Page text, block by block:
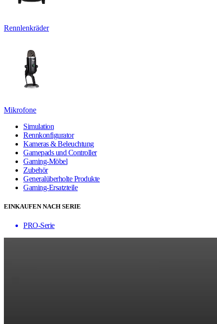
Rennlenkräder
Mikrofone
Simulation
Rennkonfigurator
Kameras & Beleuchtung
Gamepads und Controller
Gaming-Möbel
Zubehör
Generalüberholte Produkte
Gaming-Ersatzteile
EINKAUFEN NACH SERIE
PRO-Serie